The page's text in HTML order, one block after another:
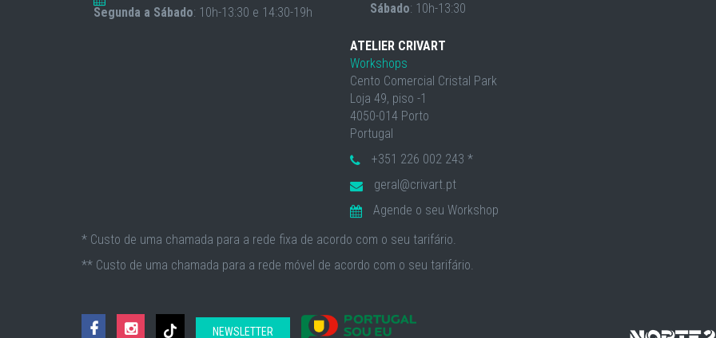
Segunda a Sábado: 10h-13:30 e 14:30-19h
Sábado: 10h-13:30
ATELIER CRIVART
Workshops
Cento Comercial Cristal Park
Loja 49, piso -1
4050-014 Porto
Portugal
+351 226 002 243 *
geral@crivart.pt
Agende o seu Workshop
* Custo de uma chamada para a rede fixa de acordo com o seu tarifário.
** Custo de uma chamada para a rede móvel de acordo com o seu tarifário.
NEWSLETTER